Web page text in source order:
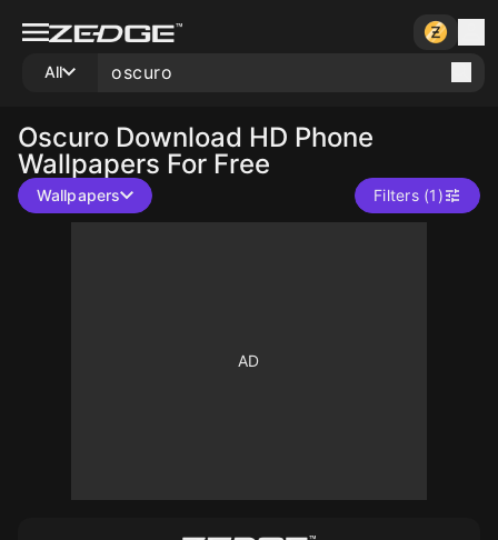
All
Oscuro Download HD Phone
Wallpapers For Free
Wallpapers Filters (1)